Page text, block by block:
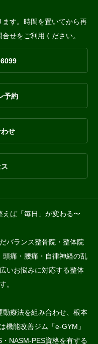
す。時間を置いてから再
せをご利用ください。
予約
せ
ば「毎日」が変わる〜
バランス整骨院・整体院
頭痛・腰痛・自律神経の乱
いお悩みに対応する整体
。
療法を組み合わせ、根本
機能改善ジム「e-GYM」
NASM-PES資格を有する